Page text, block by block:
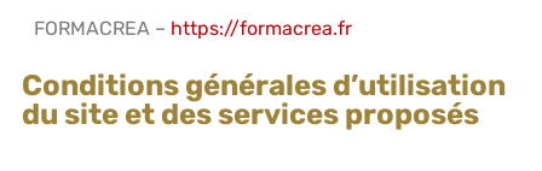
FORMACREA – https://formacrea.fr
Conditions générales d’utilisation
du site et des services proposés